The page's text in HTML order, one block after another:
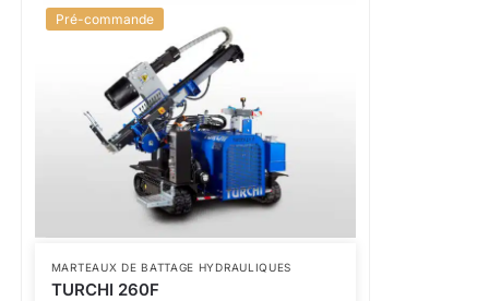
Pré-commande
MARTEAUX DE BATTAGE HYDRAULIQUES
TURCHI 260F